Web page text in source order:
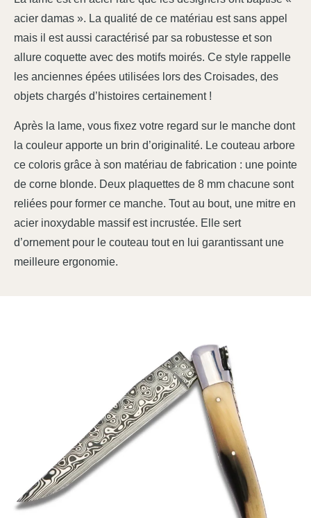
acier damas ». La qualité de ce matériau est sans appel
mais il est aussi caractérisé par sa robustesse et son
allure coquette avec des motifs moirés. Ce style rappelle
les anciennes épées utilisées lors des Croisades, des
objets chargés d’histoires certainement !
Après la lame, vous fixez votre regard sur le manche dont
la couleur apporte un brin d’originalité. Le couteau arbore
ce coloris grâce à son matériau de fabrication : une pointe
de corne blonde. Deux plaquettes de 8 mm chacune sont
reliées pour former ce manche. Tout au bout, une mitre en
acier inoxydable massif est incrustée. Elle sert
d’ornement pour le couteau tout en lui garantissant une
meilleure ergonomie.